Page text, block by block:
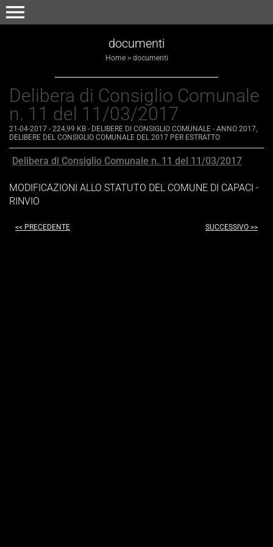
menu
documenti
Home> documenti
Delibera di Consiglio Comunale
n. 11 del 11/03/2017
21-04-2017 - 224,99 KB - DELIBERE DI CONSIGLIO COMUNALE - ANNO 2017,
DELIBERE DEL CONSIGLIO COMUNALE DEL 2017 PER ESTRATTO
Delibera di Consiglio Comunale n. 11 del 11/03/2017
MODIFICAZIONI ALLO STATUTO DEL COMUNE DI CAPACI -
RINVIO
<< PRECEDENTE SUCCESSIVO >>